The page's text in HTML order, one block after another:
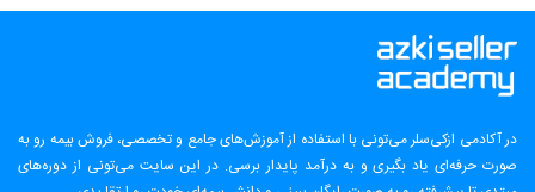
در آکادمی ازکی‌سلر می‌تونی با استفاده از آموزش‌های جامع و تخصصی، فروش بیمه رو به
صورت حرفه‌ای یاد بگیری و به درآمد پایدار برسی. در این سایت می‌تونی از دوره‌های